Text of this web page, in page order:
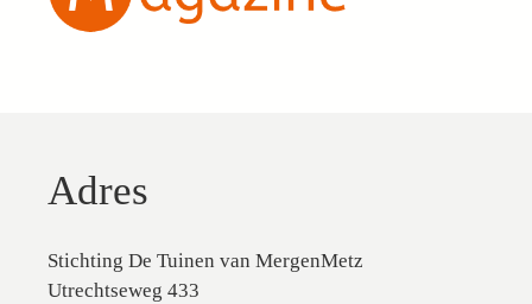
Adres
Stichting De Tuinen van MergenMetz
Utrechtseweg 433